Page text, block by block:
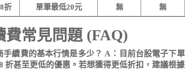
折 單筆最低20元 無 無
費常見問題 (FAQ)
手續費的基本行情是多少？ A：目前台股電子下
折甚至更低的優惠。若想獲得更低折扣，建議根